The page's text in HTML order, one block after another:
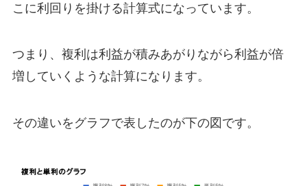
こに利回りを掛ける計算式になっています。
つまり、複利は利益が積みあがりながら利益が倍
増していくような計算になります。
その違いをグラフで表したのが下の図です。